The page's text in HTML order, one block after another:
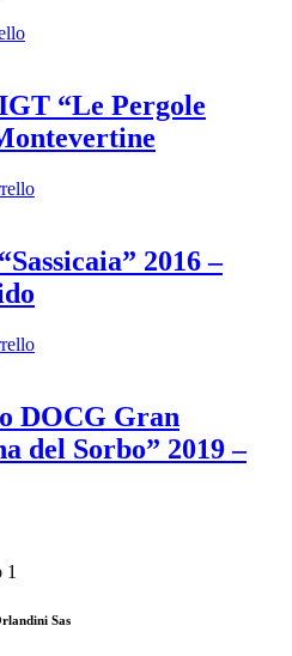
“Le Pergole
2016 –
DOCG Gran
del Sorbo” 2019 –
Sas